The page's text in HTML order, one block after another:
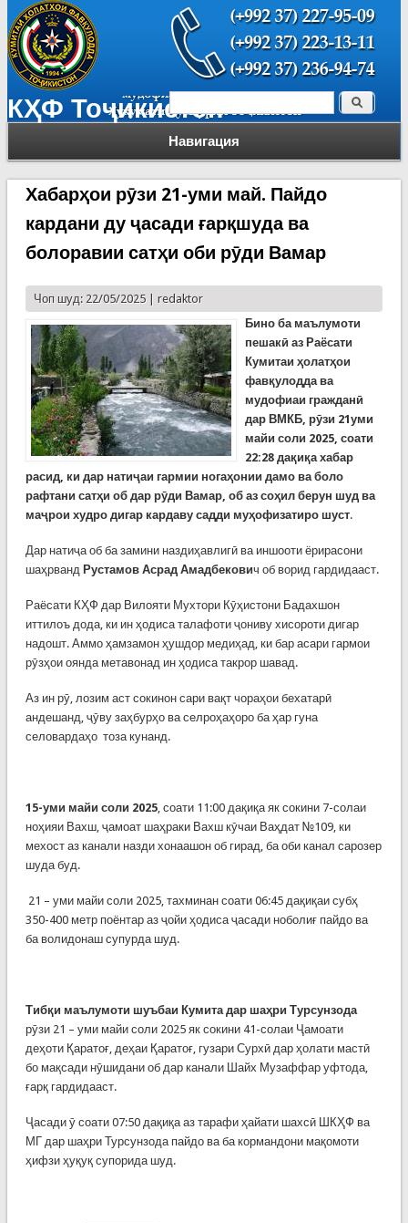
КҲФ Тоҷикистон
Навигация
Форма поиска Поиск
Хабарҳои рӯзи 21-уми май. Пайдо
кардани ду ҷасади ғарқшуда ва
болоравии сатҳи оби рӯди Вамар
Чоп шуд: 22/05/2025 | redaktor
Бино ба маълумоти
пешакӣ аз Раёсати
Кумитаи ҳолатҳои
фавқулодда ва
мудофиаи гражданӣ
дар ВМКБ, рӯзи 21уми
майи соли 2025, соати
22:28 дақиқа хабар
расид, ки дар натиҷаи гармии ногаҳонии дамо ва боло
рафтани сатҳи об дар рӯди Вамар, об аз соҳил берун шуд ва
маҷрои худро дигар кардаву садди муҳофизатиро шуст.
Дар натиҷа об ба замини наздиҳавлигӣ ва иншооти ёрирасони
шаҳрванд Рустамов Асрад Амадбекович об ворид гардидааст.
Раёсати КҲФ дар Вилояти Мухтори Кӯҳистони Бадахшон
иттилоъ дода, ки ин ҳодиса талафоти ҷониву хисороти дигар
надошт. Аммо ҳамзамон ҳушдор медиҳад, ки бар асари гармои
рӯзҳои оянда метавонад ин ҳодиса такрор шавад.
Аз ин рӯ, лозим аст сокинон сари вақт чораҳои бехатарӣ
андешанд, ҷӯву заҳбурҳо ва селроҳаҳоро ба ҳар гуна
селовардаҳо тоза кунанд.
15-уми майи соли 2025, соати 11:00 дақиқа як сокини 7-солаи
ноҳияи Вахш, ҷамоат шаҳраки Вахш кӯчаи Ваҳдат №109, ки
мехост аз канали назди хонаашон об гирад, ба оби канал сарозер
шуда буд.
21 – уми майи соли 2025, тахминан соати 06:45 дақиқаи субҳ
350-400 метр поёнтар аз ҷойи ҳодиса ҷасади ноболиғ пайдо ва
ба волидонаш супурда шуд.
Тибқи маълумоти шуъбаи Кумита дар шаҳри Турсунзода
рӯзи 21 – уми майи соли 2025 як сокини 41-солаи Ҷамоати
деҳоти Қаратоғ, деҳаи Қаратоғ, гузари Сурхӣ дар ҳолати мастӣ
бо мақсади нӯшидани об дар канали Шайх Музаффар уфтода,
ғарқ гардидааст.
Ҷасади ӯ соати 07:50 дақиқа аз тарафи ҳайати шахсӣ ШКҲФ ва
МГ дар шаҳри Турсунзода пайдо ва ба кормандони мақомоти
ҳифзи ҳуқуқ супорида шуд.